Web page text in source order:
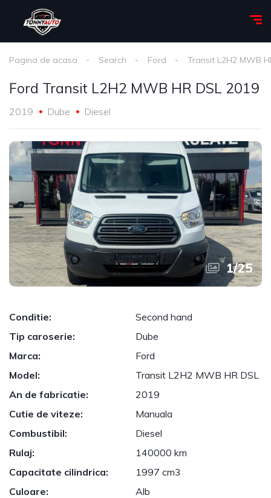
Pagina de acasa Search Ford Transit L2H2 MWB
Ford Transit L2H2 MWB HR DSL 2019
2019 Dube Diesel
1/25
Conditie:
Second hand
Tip caroserie:
Dube
Marca:
Ford
Model:
Transit L2H2 MWB HR DSL
An de fabricatie:
2019
Cutie de viteze:
Manuala
Combustibil:
Diesel
Rulaj:
140000 km
Capacitate cilindrica:
1997 cm3
Culoare:
Alb